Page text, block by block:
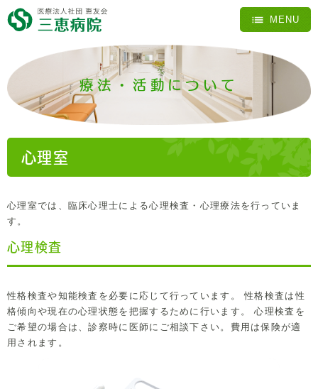
療法・活動について
心理室
心理室では、臨床心理士による心理検査・心理療法を行っていま
す。
心理検査
性格検査や知能検査を必要に応じて行っています。 性格検査は性
格傾向や現在の心理状態を把握するために行います。 心理検査を
ご希望の場合は、診察時に医師にご相談下さい。費用は保険が適
用されます。